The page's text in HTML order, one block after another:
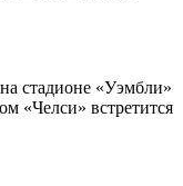
стадионе «Уэмбли»
«Челси» встретится